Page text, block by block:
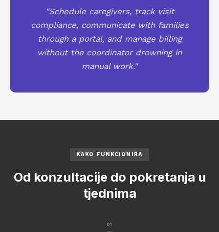
"Schedule caregivers, track visit
compliance, communicate with families
through a portal, and manage billing
without the coordinator drowning in
manual work."
KAKO FUNKCIONIRA
Od konzultacije do pokretanja u
tjednima
01